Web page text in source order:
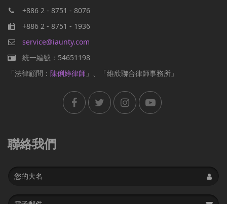
+886 2 - 8751 - 8076
+886 2 - 8751 - 1936
service@iaunty.com
統一編號：54651198
「法律顧問： 陳俐婷律師 」、「維欣聯合律師事務所」
聯絡我們
Name
Email